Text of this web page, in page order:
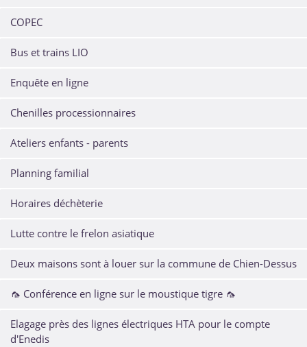
COPEC
Bus et trains LIO
Enquête en ligne
Chenilles processionnaires
Ateliers enfants - parents
Planning familial
Horaires déchèterie
Lutte contre le frelon asiatique
Deux maisons sont à louer sur la commune de Chien-Dessus
🦟 Conférence en ligne sur le moustique tigre 🦟
Elagage près des lignes électriques HTA pour le compte
d'Enedis